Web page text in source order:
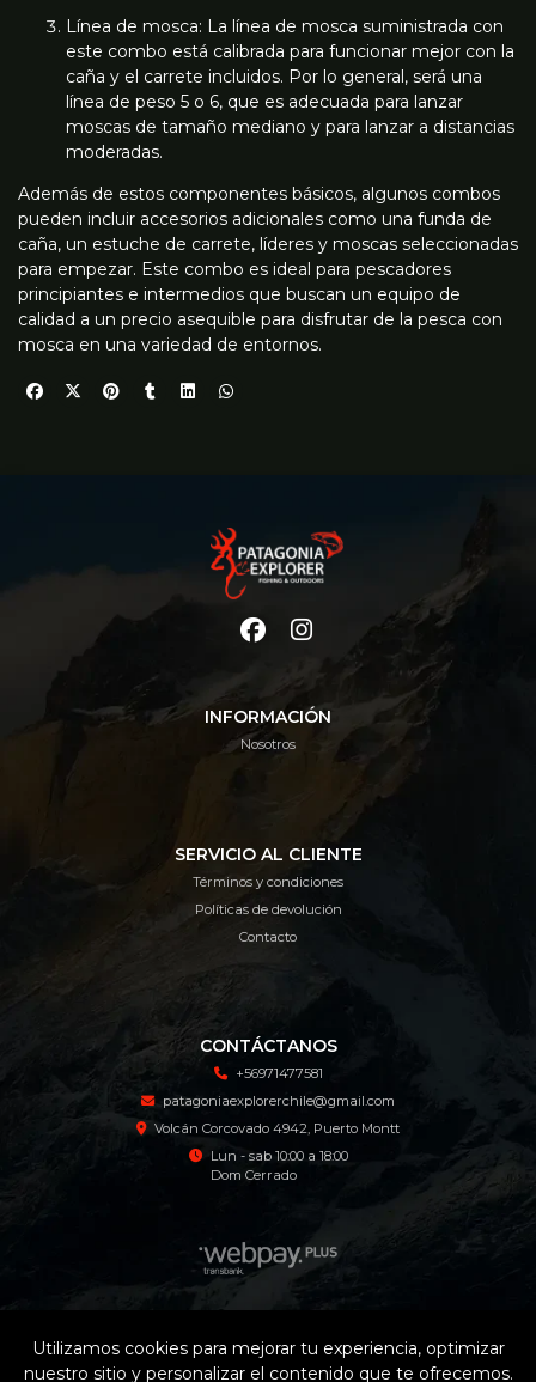
Línea de mosca: La línea de mosca suministrada con
este combo está calibrada para funcionar mejor con la
caña y el carrete incluidos. Por lo general, será una
línea de peso 5 o 6, que es adecuada para lanzar
moscas de tamaño mediano y para lanzar a distancias
moderadas.
Además de estos componentes básicos, algunos combos
pueden incluir accesorios adicionales como una funda de
caña, un estuche de carrete, líderes y moscas seleccionadas
para empezar. Este combo es ideal para pescadores
principiantes e intermedios que buscan un equipo de
calidad a un precio asequible para disfrutar de la pesca con
mosca en una variedad de entornos.
INFORMACIÓN
Nosotros
SERVICIO AL CLIENTE
Términos y condiciones
Políticas de devolución
Contacto
CONTÁCTANOS
+56971477581
patagoniaexplorerchile@gmail.com
Volcán Corcovado 4942, Puerto Montt
Lun - sab 10:00 a 18:00
Dom Cerrado
Patagonia Explorer Tienda Online © 2026
¿Te gusta mi tienda? Yo vendo conBsale
Utilizamos cookies para mejorar tu experiencia, optimizar
nuestro sitio y personalizar el contenido que te ofrecemos.